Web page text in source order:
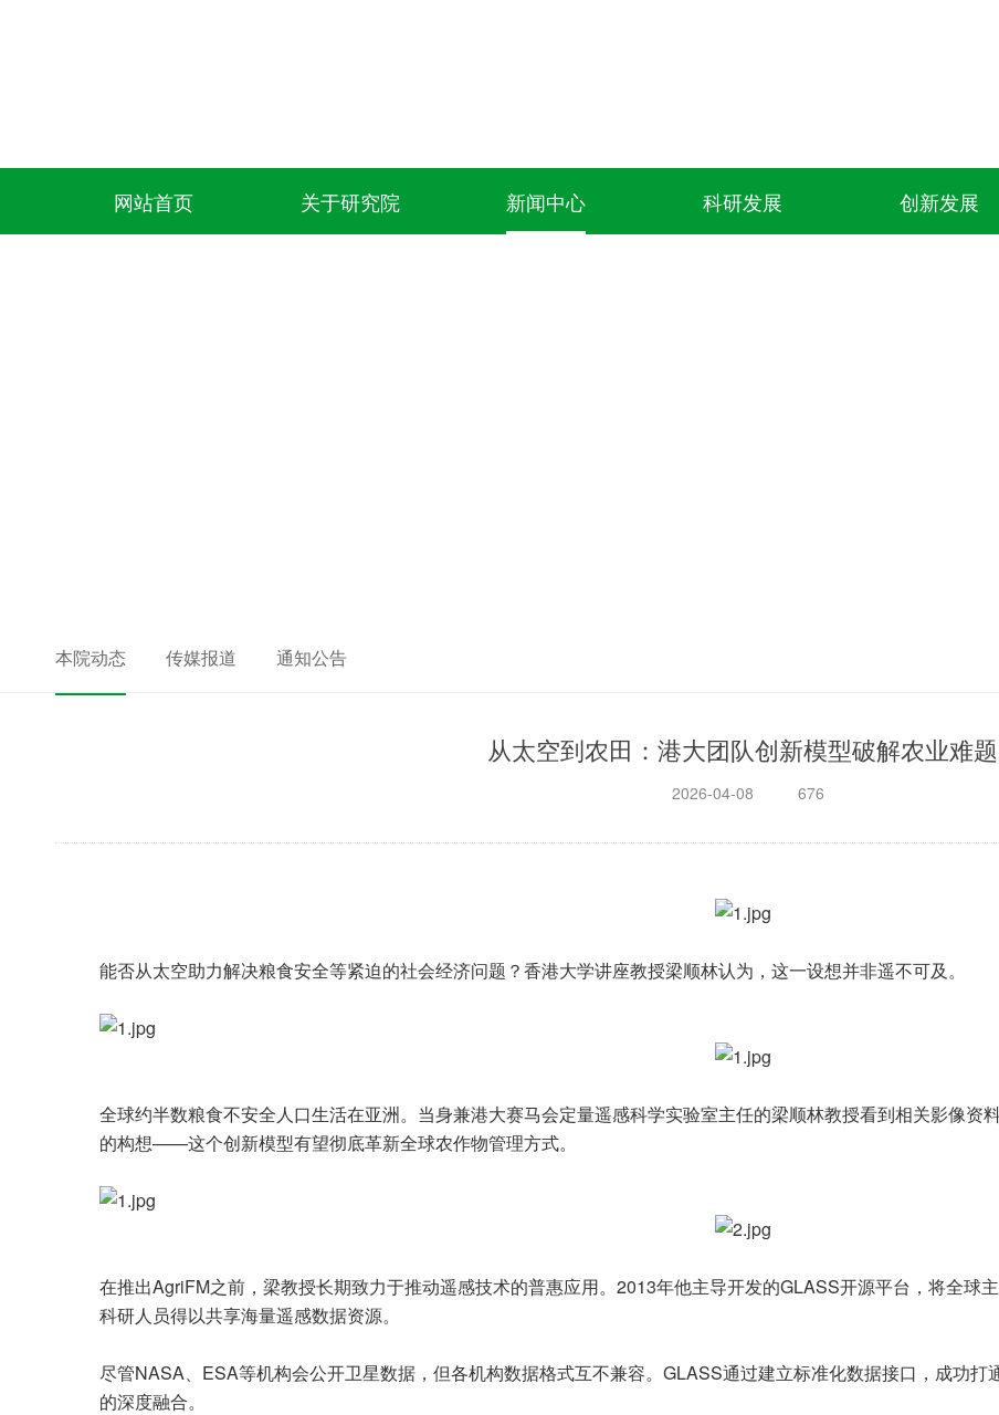
网站首页 关于研究院 新闻中心 科研发展 创新发展
本院动态 传媒报道 通知公告
从太空到农田：港大团队创新模型破解农业难题
2026-04-08 676
能否从太空助力解决粮食安全等紧迫的社会经济问题？香港大学讲座教授梁顺林认为，这一设想并非遥不可及。
全球约半数粮食不安全人口生活在亚洲。当身兼港大赛马会定量遥感科学实验室主任的梁顺林教授看到相关影像资
的构想——这个创新模型有望彻底革新全球农作物管理方式。
在推出AgriFM之前，梁教授长期致力于推动遥感技术的普惠应用。2013年他主导开发的GLASS开源平台，将全球
科研人员得以共享海量遥感数据资源。
尽管NASA、ESA等机构会公开卫星数据，但各机构数据格式互不兼容。GLASS通过建立标准化数据接口，成功打
的深度融合。